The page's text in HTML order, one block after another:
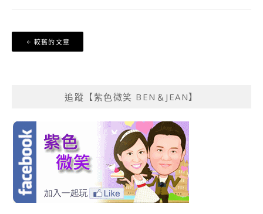
章
較舊的文章
追蹤【紫色微笑 BEN＆JEAN】